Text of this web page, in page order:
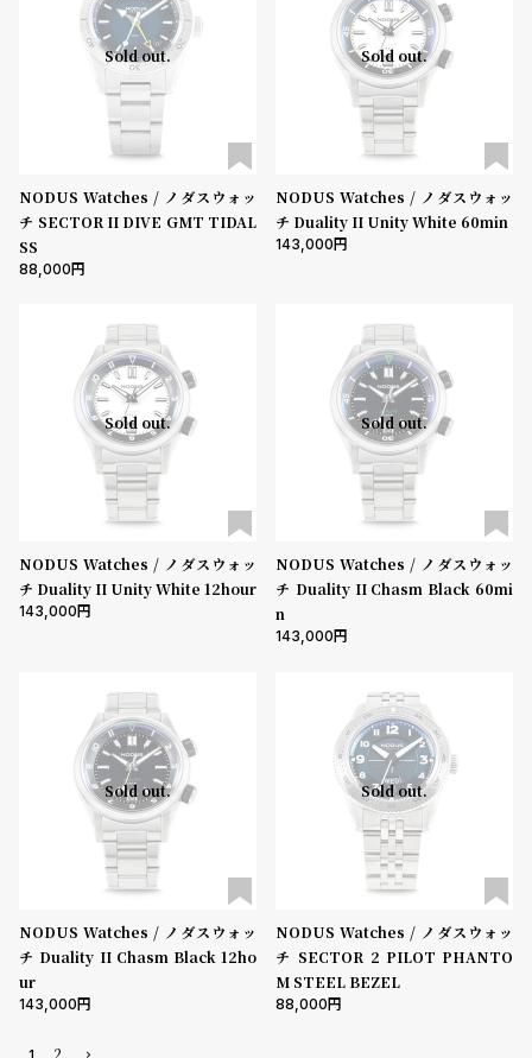
Sold out.
NODUS Watches / ノダスウォッ
チ SECTOR II DIVE GMT TIDAL
SS
88,000
Sold out.
NODUS Watches / ノダスウォッ
チ Duality II Unity White 60min
143,000
Sold out.
NODUS Watches / ノダスウォッ
チ Duality II Unity White 12hour
143,000
Sold out.
NODUS Watches / ノダスウォッ
チ Duality II Chasm Black 60mi
n
143,000
Sold out.
NODUS Watches / ノダスウォッ
チ Duality II Chasm Black 12ho
ur
143,000
Sold out.
NODUS Watches / ノダスウォッ
チ SECTOR 2 PILOT PHANTO
M STEEL BEZEL
88,000